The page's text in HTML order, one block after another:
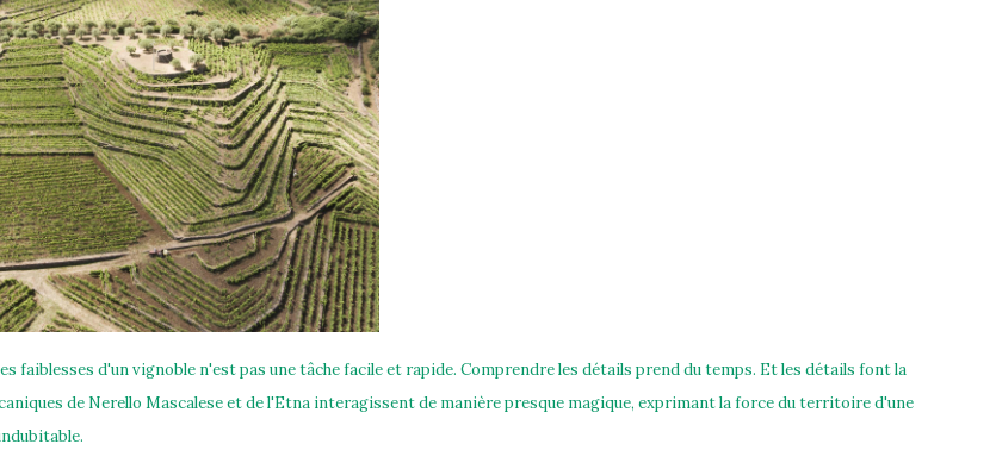
faiblesses d'un vignoble n'est pas une tâche facile et rapide. Comprendre les détails prend du temps. Et les détails font la
de Nerello Mascalese et de l'Etna interagissent de manière presque magique, exprimant la force du territoire d'une